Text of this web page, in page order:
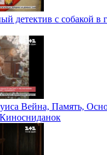
детектив с собакой в
Вейна, Память,